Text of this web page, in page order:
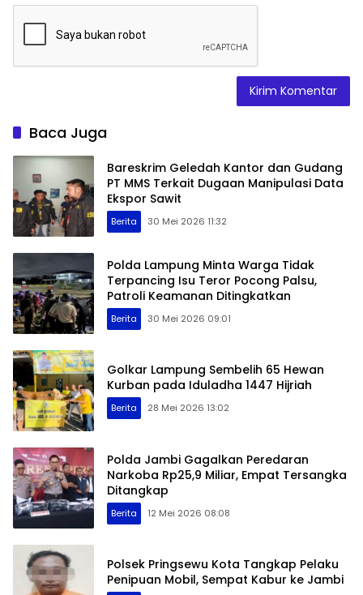
Baca Juga
Bareskrim Geledah Kantor dan Gudang
PT MMS Terkait Dugaan Manipulasi Data
Ekspor Sawit
Berita 30 Mei 2026 11:32
Polda Lampung Minta Warga Tidak
Terpancing Isu Teror Pocong Palsu,
Patroli Keamanan Ditingkatkan
Berita 30 Mei 2026 09:01
Golkar Lampung Sembelih 65 Hewan
Kurban pada Iduladha 1447 Hijriah
Berita 28 Mei 2026 13:02
Polda Jambi Gagalkan Peredaran
Narkoba Rp25,9 Miliar, Empat Tersangka
Ditangkap
Berita 12 Mei 2026 08:08
Polsek Pringsewu Kota Tangkap Pelaku
Penipuan Mobil, Sempat Kabur ke Jambi